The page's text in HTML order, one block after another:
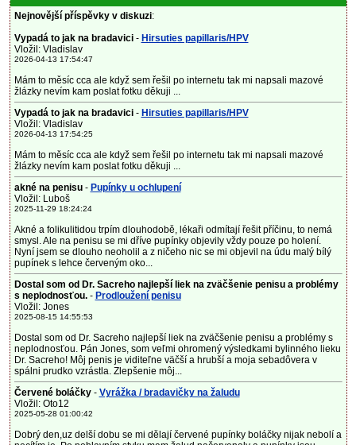
Nejnovější příspěvky v diskuzi:
Vypadá to jak na bradavici - Hirsuties papillaris/HPV
Vložil: Vladislav
2026-04-13 17:54:47
Mám to měsíc cca ale když sem řešil po internetu tak mi napsali mazové
žlázky nevím kam poslat fotku děkuji ...
Vypadá to jak na bradavici - Hirsuties papillaris/HPV
Vložil: Vladislav
2026-04-13 17:54:25
Mám to měsíc cca ale když sem řešil po internetu tak mi napsali mazové
žlázky nevím kam poslat fotku děkuji ...
akné na penisu- Pupínky u ochlupení
Vložil: Luboš
2025-11-29 18:24:24
Akné a folikulitidou trpím dlouhodobě, lékaři odmítají řešit příčinu, to nemá
smysl. Ale na penisu se mi dříve pupínky objevily vždy pouze po holení.
Nyní jsem se dlouho neoholil a z ničeho nic se mi objevil na údu malý bílý
pupínek s lehce červeným oko...
Dostal som od Dr. Sacreho najlepší liek na zväčšenie penisu a problémy
s neplodnosťou.- Prodloužení penisu
Vložil: Jones
2025-08-15 14:55:53
Dostal som od Dr. Sacreho najlepší liek na zväčšenie penisu a problémy s
neplodnosťou. Pán Jones, som veľmi ohromený výsledkami bylinného lieku
Dr. Sacreho! Môj penis je viditeľne väčší a hrubší a moja sebadôvera v
spálni prudko vzrástla. Zlepšenie môj...
Červené boláčky - Vyrážka / bradavičky na žaludu
Vložil: Oto12
2025-05-28 01:00:42
Dobrý den,uz delší dobu se mi dělají červené pupínky boláčky nijak nebolí a